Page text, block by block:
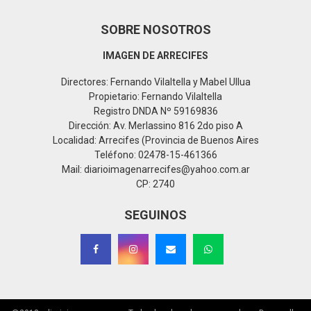
SOBRE NOSOTROS
IMAGEN DE ARRECIFES
Directores: Fernando Vilaltella y Mabel Ullua
Propietario: Fernando Vilaltella
Registro DNDA Nº 59169836
Dirección: Av. Merlassino 816 2do piso A
Localidad: Arrecifes (Provincia de Buenos Aires
Teléfono: 02478-15-461366
Mail: diarioimagenarrecifes@yahoo.com.ar
CP: 2740
SEGUINOS